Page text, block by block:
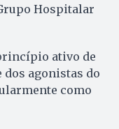
Hospitalar
ativo de
dos agonistas do
como